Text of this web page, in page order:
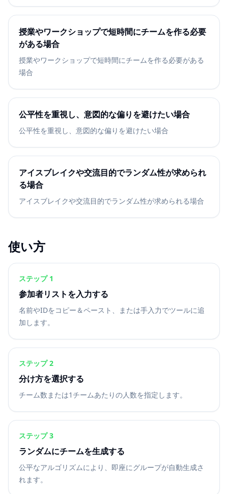
授業やワークショップで短時間にチームを作る必要
がある場合
授業やワークショップで短時間にチームを作る必要がある
場合
公平性を重視し、意図的な偏りを避けたい場合
公平性を重視し、意図的な偏りを避けたい場合
アイスブレイクや交流目的でランダム性が求められ
る場合
アイスブレイクや交流目的でランダム性が求められる場合
使い方
ステップ 1
参加者リストを入力する
名前やIDをコピー＆ペースト、または手入力でツールに追
加します。
ステップ 2
分け方を選択する
チーム数または1チームあたりの人数を指定します。
ステップ 3
ランダムにチームを生成する
公平なアルゴリズムにより、即座にグループが自動生成さ
れます。